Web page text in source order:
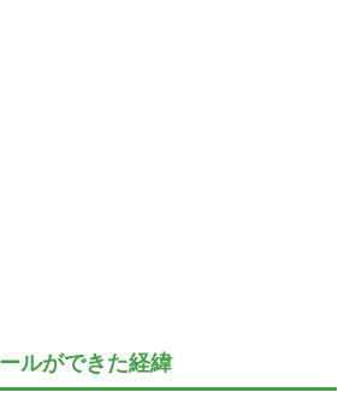
ルができた経緯